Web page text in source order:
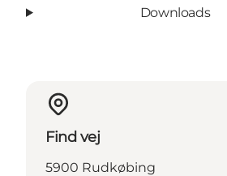
Downloads
Find vej
5900 Rudkøbing